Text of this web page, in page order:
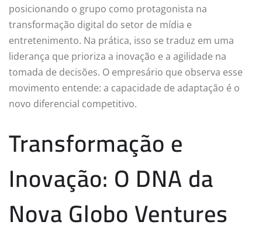
posicionando o grupo como protagonista na
transformação digital do setor de mídia e
entretenimento. Na prática, isso se traduz em uma
liderança que prioriza a inovação e a agilidade na
tomada de decisões. O empresário que observa esse
movimento entende: a capacidade de adaptação é o
novo diferencial competitivo.
Transformação e
Inovação: O DNA da
Nova Globo Ventures